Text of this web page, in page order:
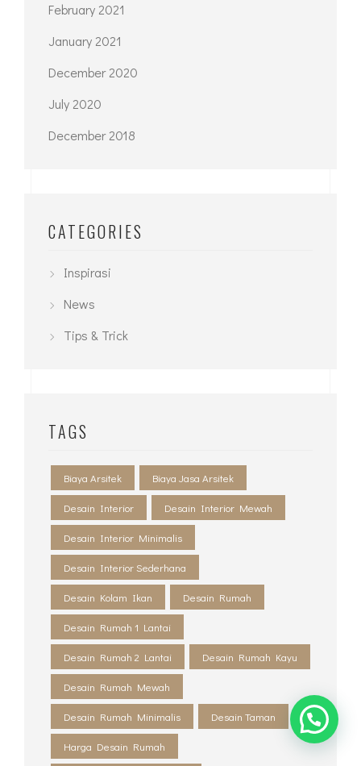
February 2021
January 2021
December 2020
July 2020
December 2018
CATEGORIES
Inspirasi
News
Tips & Trick
TAGS
Biaya Arsitek Biaya Jasa Arsitek
Desain Interior Desain Interior Mewah
Desain Interior Minimalis
Desain Interior Sederhana
Desain Kolam Ikan Desain Rumah
Desain Rumah 1 Lantai
Desain Rumah 2 Lantai Desain Rumah Kayu
Desain Rumah Mewah
Desain Rumah Minimalis Desain Taman
Harga Desain Rumah